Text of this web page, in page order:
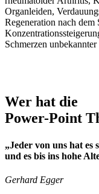
Organleiden,
Regeneration nach
Schmerzen
Wer hat die
Power-Point
„Jeder von uns hat es
und es bis ins hohe
Gerhard Egger